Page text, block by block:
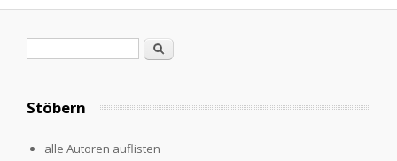
Search
Stöbern
alle Autoren auflisten